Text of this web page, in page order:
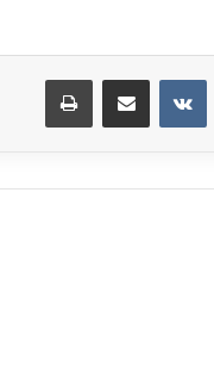
مشاركة عبر البريد